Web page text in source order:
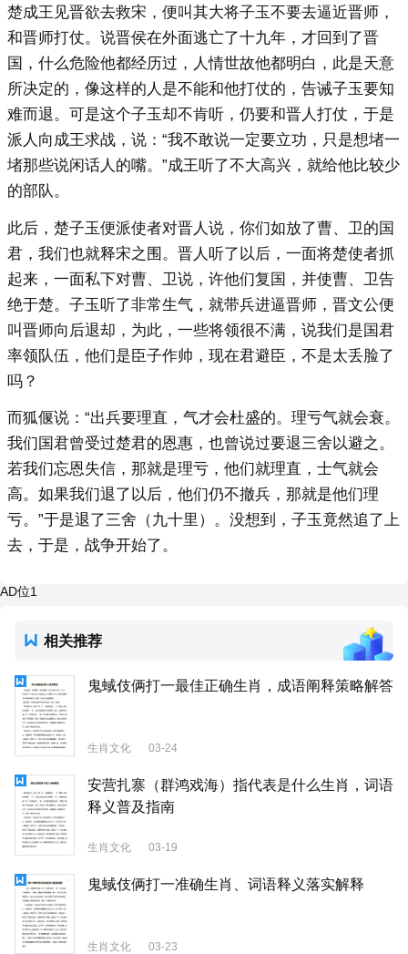
楚成王见晋欲去救宋，便叫其大将子玉不要去逼近晋师，
和晋师打仗。说晋侯在外面逃亡了十九年，才回到了晋
国，什么危险他都经历过，人情世故他都明白，此是天意
所决定的，像这样的人是不能和他打仗的，告诫子玉要知
难而退。可是这个子玉却不肯听，仍要和晋人打仗，于是
派人向成王求战，说：“我不敢说一定要立功，只是想堵一
堵那些说闲话人的嘴。”成王听了不大高兴，就给他比较少
的部队。
此后，楚子玉便派使者对晋人说，你们如放了曹、卫的国
君，我们也就释宋之围。晋人听了以后，一面将楚使者抓
起来，一面私下对曹、卫说，许他们复国，并使曹、卫告
绝于楚。子玉听了非常生气，就带兵进逼晋师，晋文公便
叫晋师向后退却，为此，一些将领很不满，说我们是国君
率领队伍，他们是臣子作帅，现在君避臣，不是太丢脸了
吗？
而狐偃说：“出兵要理直，气才会杜盛的。理亏气就会衰。
我们国君曾受过楚君的恩惠，也曾说过要退三舍以避之。
若我们忘恩失信，那就是理亏，他们就理直，士气就会
高。如果我们退了以后，他们仍不撤兵，那就是他们理
亏。”于是退了三舍（九十里）。没想到，子玉竟然追了上
去，于是，战争开始了。
AD位1
相关推荐
鬼蜮伎俩打一最佳正确生肖，成语阐释策略解答
生肖文化 03-24
安营扎寨（群鸿戏海）指代表是什么生肖，词语
释义普及指南
生肖文化 03-19
鬼蜮伎俩打一准确生肖、词语释义落实解释
生肖文化 03-23